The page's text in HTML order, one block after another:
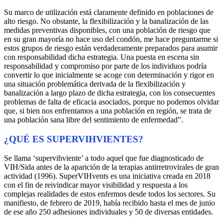
Su marco de utilización está claramente definido en poblaciones de
alto riesgo. No obstante, la flexibilización y la banalización de las
medidas preventivas disponibles, con una población de riesgo que
en su gran mayoría no hace uso del condón, me hace preguntarme si
estos grupos de riesgo están verdaderamente preparados para asumir
con responsabilidad dicha estrategia. Una puesta en escena sin
responsabilidad y compromiso por parte de los individuos podría
convertir lo que inicialmente se acoge con determinación y rigor en
una situación problemática derivada de la flexibilización y
banalización a largo plazo de dicha estrategia, con los consecuentes
problemas de falta de eficacia asociados, porque no podemos olvidar
que, si bien nos enfrentamos a una población en región, se trata de
una población sana libre del sentimiento de enfermedad”.
¿QUÉ ES SUPERVIHVIENTES?
Se llama ‘supervihviente’ a todo aquel que fue diagnosticado de
VIH/Sida antes de la aparición de la terapias antirretrovirales de gran
actividad (1996). SuperVIHvents es una iniciativa creada en 2018
con el fin de reivindicar mayor visibilidad y respuesta a los
complejas realidades de estos enfermos desde todos los sectores. Su
manifiesto, de febrero de 2019, había recibido hasta el mes de junio
de ese año 250 adhesiones individuales y 50 de diversas entidades.